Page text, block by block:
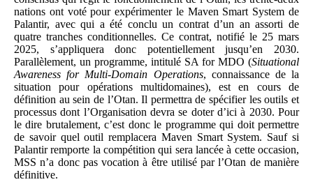
nations ont voté pour expérimenter le Maven Smart System de
Palantir, avec qui a été conclu un contrat d’un an assorti de
quatre tranches conditionnelles. Ce contrat, notifié le 25 mars
2025, s’appliquera donc potentiellement jusqu’en 2030.
Parallèlement, un programme, intitulé SA for MDO (Situational
Awareness for Multi-Domain Operations, connaissance de la
situation pour opérations multidomaines), est en cours de
définition au sein de l’Otan. Il permettra de spécifier les outils et
processus dont l’Organisation devra se doter d’ici à 2030. Pour
le dire brutalement, c’est donc le programme qui doit permettre
de savoir quel outil remplacera Maven Smart System. Sauf si
Palantir remporte la compétition qui sera lancée à cette occasion,
MSS n’a donc pas vocation à être utilisé par l’Otan de manière
définitive.